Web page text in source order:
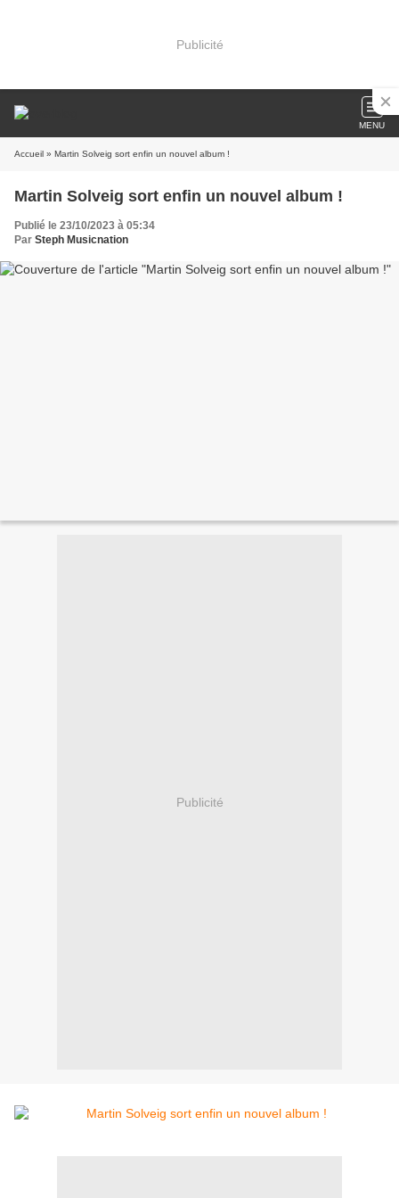
Publicité
MENU
Accueil » Martin Solveig sort enfin un nouvel album !
Martin Solveig sort enfin un nouvel album !
Publié le 23/10/2023 à 05:34
Par Steph Musicnation
Publicité